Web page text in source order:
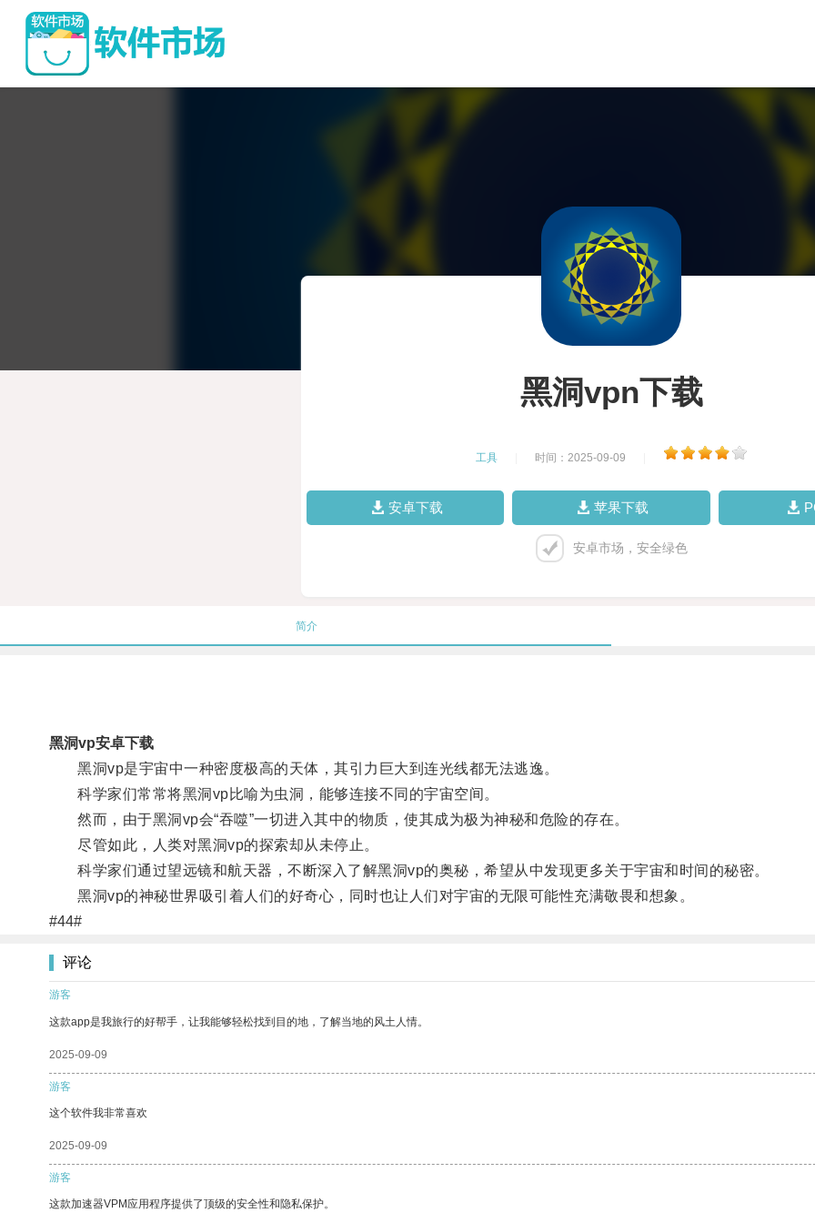
黑洞vpn下载
工具 时间：2025-09-09
安卓下载 苹果下载
安卓市场，安全绿色
简介
黑洞vp安卓下载
黑洞vp是宇宙中一种密度极高的天体，其引力巨大到连光线都无法逃逸。
科学家们常常将黑洞vp比喻为虫洞，能够连接不同的宇宙空间。
然而，由于黑洞vp会“吞噬”一切进入其中的物质，使其成为极为神秘和危险的存在。
尽管如此，人类对黑洞vp的探索却从未停止。
科学家们通过望远镜和航天器，不断深入了解黑洞vp的奥秘，希望从中发现更多关于宇宙和时间的秘密。
黑洞vp的神秘世界吸引着人们的好奇心，同时也让人们对宇宙的无限可能性充满敬畏和想象。
#44#
评论
游客
这款app是我旅行的好帮手，让我能够轻松找到目的地，了解当地的风土人情。
2025-09-09
游客
这个软件我非常喜欢
2025-09-09
游客
这款加速器VPM应用程序提供了顶级的安全性和隐私保护。